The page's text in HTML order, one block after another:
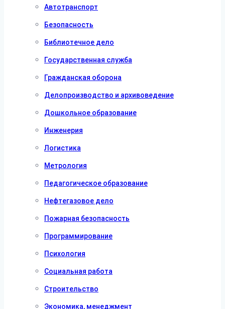
Автотранспорт
Безопасность
Библиотечное дело
Государственная служба
Гражданская оборона
Делопроизводство и архивоведение
Дошкольное образование
Инженерия
Логистика
Метрология
Педагогическое образование
Нефтегазовое дело
Пожарная безопасность
Программирование
Психология
Социальная работа
Строительство
Экономика, менеджмент